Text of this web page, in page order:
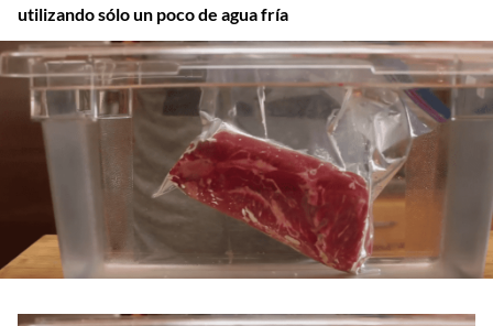
utilizando sólo un poco de agua fría